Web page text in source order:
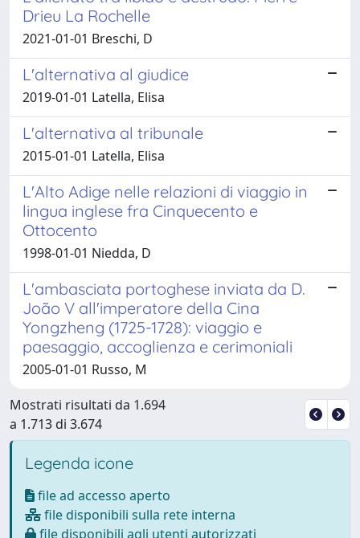
Drieu La Rochelle
2021-01-01 Breschi, D
L'alternativa al giudice
2019-01-01 Latella, Elisa
L'alternativa al tribunale
2015-01-01 Latella, Elisa
L'Alto Adige nelle relazioni di viaggio in
lingua inglese fra Cinquecento e
Ottocento
1998-01-01 Niedda, D
L'ambasciata portoghese inviata da D.
João V all'imperatore della Cina
Yongzheng (1725-1728): viaggio e
paesaggio, accoglienza e cerimoniali
2005-01-01 Russo, M
Mostrati risultati da 1.694
a 1.713 di 3.674
Legenda icone
file ad accesso aperto
file disponibili sulla rete interna
file disponibili agli utenti autorizzati